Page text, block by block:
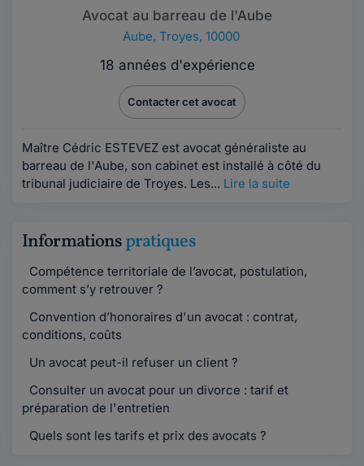
Avocat au barreau de l'Aube
Aube, Troyes, 10000
18 années d'expérience
Contacter cet avocat
Maître Cédric ESTEVEZ est avocat généraliste au
barreau de l'Aube, son cabinet est installé à côté du
tribunal judiciaire de Troyes. Les... Lire la suite
Informationspratiques
Compétence territoriale de l’avocat, postulation,
comment s’y retrouver ?
Convention d’honoraires d'un avocat : contrat,
conditions, coûts
Un avocat peut-il refuser un client ?
Consulter un avocat pour un divorce : tarif et
préparation de l'entretien
Quels sont les tarifs et prix des avocats ?